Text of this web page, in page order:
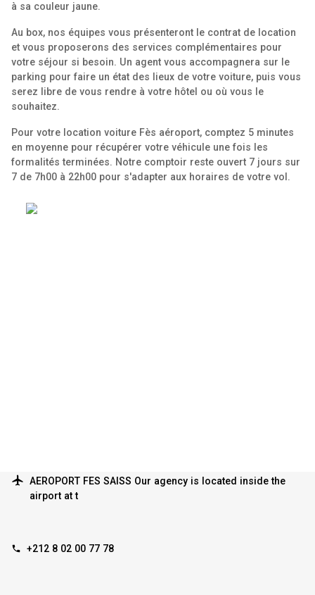
à sa couleur jaune.
Au box, nos équipes vous présenteront le contrat de location
et vous proposerons des services complémentaires pour
votre séjour si besoin. Un agent vous accompagnera sur le
parking pour faire un état des lieux de votre voiture, puis vous
serez libre de vous rendre à votre hôtel ou où vous le
souhaitez.
Pour votre location voiture Fès aéroport, comptez 5 minutes
en moyenne pour récupérer votre véhicule une fois les
formalités terminées. Notre comptoir reste ouvert 7 jours sur
7 de 7h00 à 22h00 pour s'adapter aux horaires de votre vol.
AEROPORT FES SAISS Our agency is located inside the
airport at t
+212 8 02 00 77 78